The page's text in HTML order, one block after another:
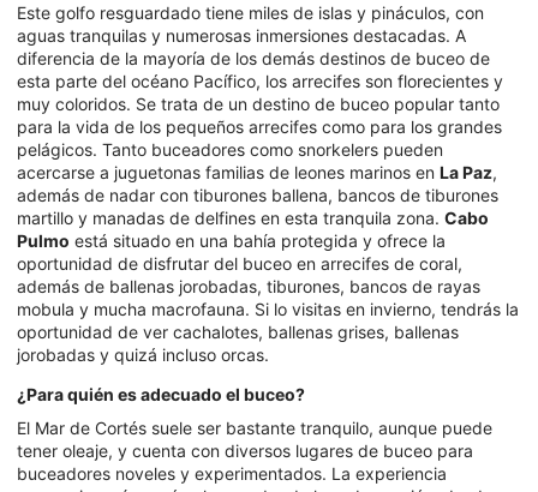
Este golfo resguardado tiene miles de islas y pináculos, con
aguas tranquilas y numerosas inmersiones destacadas. A
diferencia de la mayoría de los demás destinos de buceo de
esta parte del océano Pacífico, los arrecifes son florecientes y
muy coloridos. Se trata de un destino de buceo popular tanto
para la vida de los pequeños arrecifes como para los grandes
pelágicos. Tanto buceadores como snorkelers pueden
acercarse a juguetonas familias de leones marinos en La Paz,
además de nadar con tiburones ballena, bancos de tiburones
martillo y manadas de delfines en esta tranquila zona. Cabo
Pulmo está situado en una bahía protegida y ofrece la
oportunidad de disfrutar del buceo en arrecifes de coral,
además de ballenas jorobadas, tiburones, bancos de rayas
mobula y mucha macrofauna. Si lo visitas en invierno, tendrás la
oportunidad de ver cachalotes, ballenas grises, ballenas
jorobadas y quizá incluso orcas.
¿Para quién es adecuado el buceo?
El Mar de Cortés suele ser bastante tranquilo, aunque puede
tener oleaje, y cuenta con diversos lugares de buceo para
buceadores noveles y experimentados. La experiencia